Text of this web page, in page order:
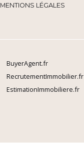
MENTIONS LÉGALES
BuyerAgent.fr
RecrutementImmobilier.fr
EstimationImmobiliere.fr